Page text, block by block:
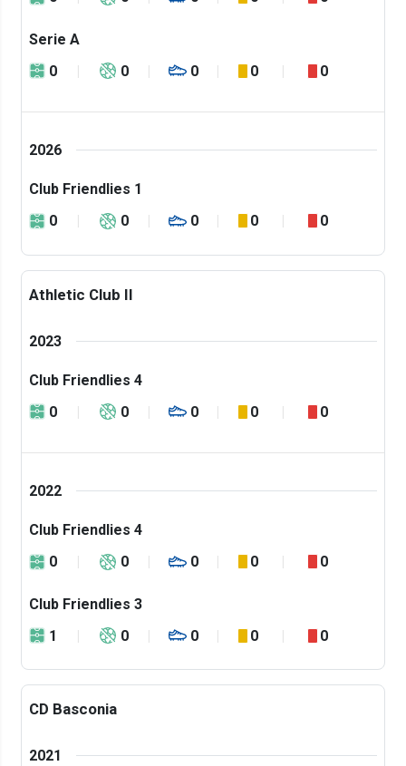
Serie A
0
0 0 0 0
2026
Club Friendlies 1
0
0 0 0 0
Athletic Club II
2023
Club Friendlies 4
0
0 0 0 0
2022
Club Friendlies 4
0
0 0 0 0
Club Friendlies 3
1
0 0 0 0
CD Basconia
2021